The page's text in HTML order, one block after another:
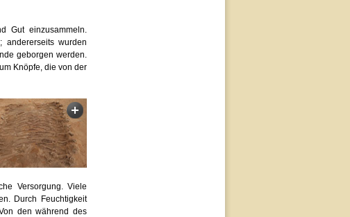
Gut einzusammeln.
andererseits wurden
geborgen werden.
Knöpfe, die von der
Versorgung. Viele
Durch Feuchtigkeit
den während des